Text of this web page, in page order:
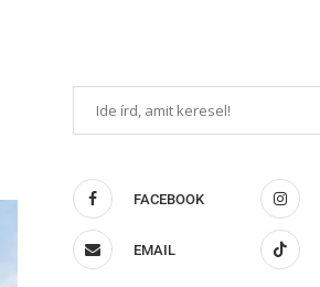
FACEBOOK
EMAIL